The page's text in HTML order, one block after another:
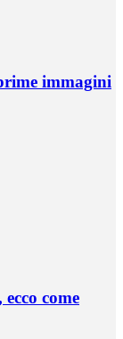
immagini
come